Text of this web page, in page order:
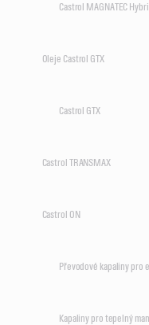
Castrol MAGNATEC
Oleje Castrol GTX
Castrol GTX
Castrol TRANSMAX
Castrol ON
Převodové kapaliny pro
Kapaliny pro tepelný